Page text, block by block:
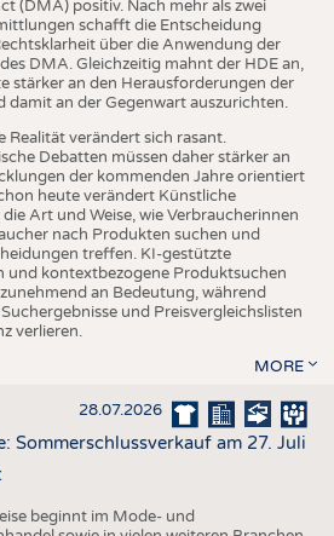
(DMA) positiv. Nach mehr als zwei
schafft die Entscheidung
über die Anwendung der
DMA. Gleichzeitig mahnt der HDE an,
stärker an den Herausforderungen der
damit an der Gegenwart auszurichten.
Realität verändert sich rasant.
Debatten müssen daher stärker an
der kommenden Jahre orientiert
heute verändert Künstliche
Art und Weise, wie Verbraucherinnen
nach Produkten suchen und
treffen. KI-gestützte
und kontextbezogene Produktsuchen
an Bedeutung, während
Suchergebnisse und Preisvergleichslisten
verlieren.
MORE
28.07.2026
Sommerschlussverkauf am 27. Juli
beginnt im Mode- und